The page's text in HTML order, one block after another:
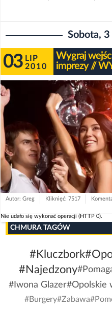
Sobota,
03 LIP
2010
Wygraj
imprezy //
Autor: Greg Kliknięć: 7517
Nie udało się wykonać operacji (HTTP 0).
CHMURA TAGÓW
#Kluczbork
#Najedzony
#Iwona Glazer#Opolskie
#Burgery#Zabawa